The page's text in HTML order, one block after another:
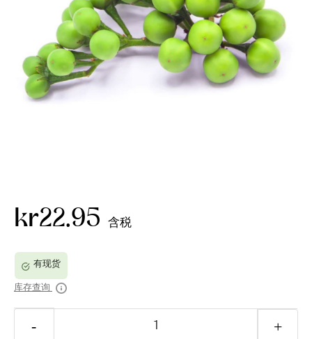
kr22.95 含税
库存查询